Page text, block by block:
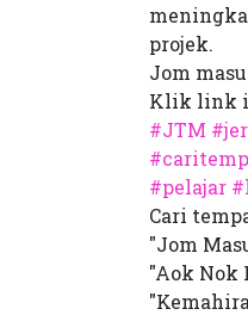
projek.
Jom
Klik link
#JTM
#pelajar
Cari
"Jom
"Aok Nok